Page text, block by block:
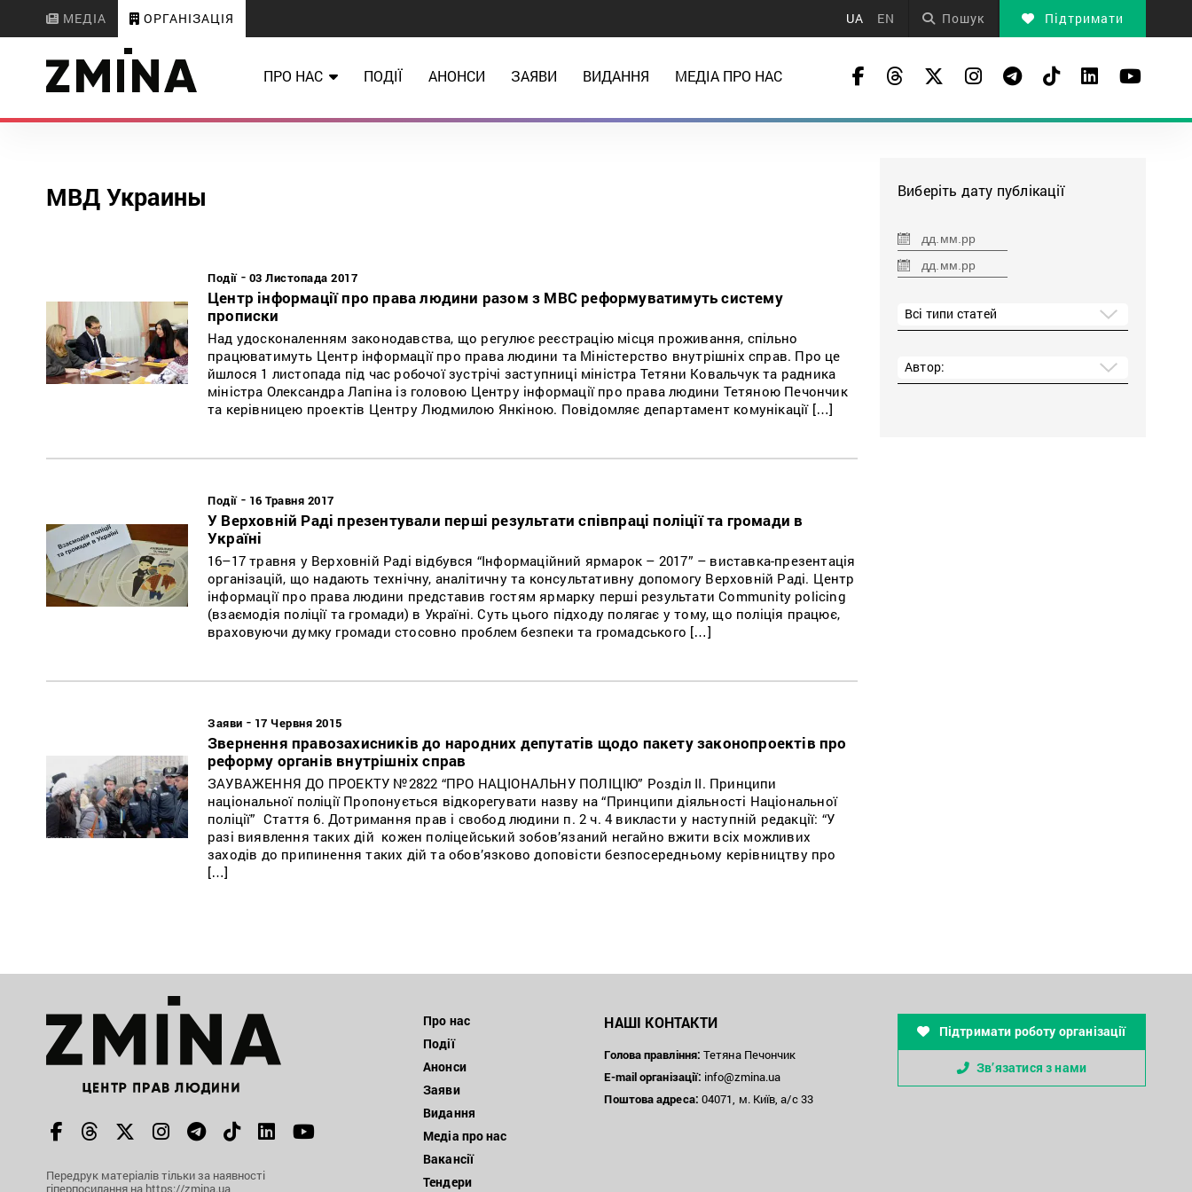
МЕДІА ОРГАНІЗАЦІЯ UA EN Пошук Підтримати
ПРО НАС ПОДІЇ АНОНСИ ЗАЯВИ ВИДАННЯ МЕДІА ПРО НАС
МВД Украины
Події- 03 Листопада 2017
Центр інформації про права людини разом з МВС реформуватимуть систему
прописки
Над удосконаленням законодавства, що регулює реєстрацію місця проживання, спільно
працюватимуть Центр інформації про права людини та Міністерство внутрішніх справ. Про це
йшлося 1 листопада під час робочої зустрічі заступниці міністра Тетяни Ковальчук та радника
міністра Олександра Лапіна із головою Центру інформації про права людини Тетяною Печончик
та керівницею проектів Центру Людмилою Янкіною. Повідомляє департамент комунікації […]
Події- 16 Травня 2017
У Верховній Раді презентували перші результати співпраці поліції та громади в
Україні
16–17 травня у Верховній Раді відбувся “Інформаційний ярмарок – 2017” – виставка-презентація
організацій, що надають технічну, аналітичну та консультативну допомогу Верховній Раді. Центр
інформації про права людини представив гостям ярмарку перші результати Сommunity policing
(взаємодія поліції та громади) в Україні. Суть цього підходу полягає у тому, що поліція працює,
враховуючи думку громади стосовно проблем безпеки та громадського […]
Заяви - 17 Червня 2015
Звернення правозахисників до народних депутатів щодо пакету законопроектів про
реформу органів внутрішніх справ
ЗАУВАЖЕННЯ ДО ПРОЕКТУ №2822 “ПРО НАЦІОНАЛЬНУ ПОЛІЦІЮ” Розділ ІІ. Принципи
національної поліції Пропонується відкорегувати назву на “Принципи діяльності Національної
поліції” Стаття 6. Дотримання прав і свобод людини п. 2 ч. 4 викласти у наступній редакції: “У
разі виявлення таких дій кожен поліцейський зобов’язаний негайно вжити всіх можливих
заходів до припинення таких дій та обов’язково доповісти безпосередньому керівництву про
[…]
Виберіть дату публікації
Всі типи статей
Автор:
Передрук матеріалів тільки за наявності
гіперпосилання на https://zmina.ua
Про нас
Події
Анонси
Заяви
Видання
Медіа про нас
Вакансії
Тендери
НАШІ КОНТАКТИ
Голова правління: Тетяна Печончик
E-mail організації: info@zmina.ua
Поштова адреса: 04071, м. Київ, а/с 33
Підтримати роботу організації
Зв’язатися з нами